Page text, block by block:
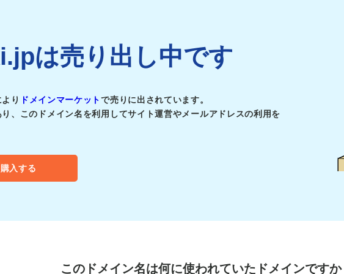
は売り出し中です
り ドメインマーケットで売りに出されています。
、このドメイン名を利用してサイト運営やメールアドレスの利用を
入する
このドメイン名は何に使われていたドメインですか